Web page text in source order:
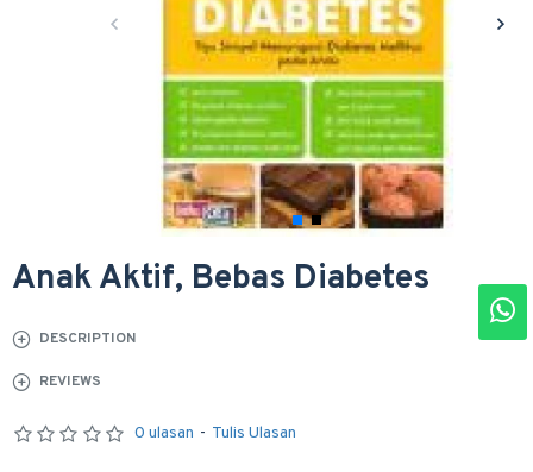
Anak Aktif, Bebas Diabetes
DESCRIPTION
REVIEWS
0 ulasan - Tulis Ulasan